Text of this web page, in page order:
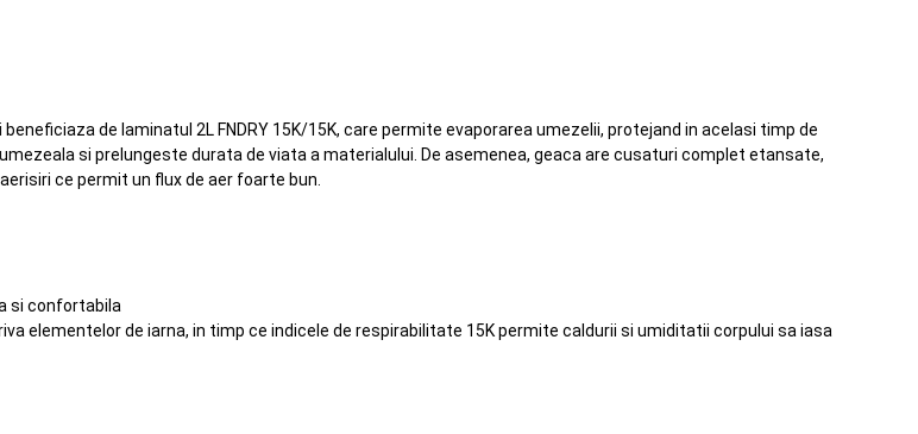
de laminatul 2L FNDRY 15K/15K, care permite evaporarea umezelii, protejand in acelasi timp de
si prelungeste durata de viata a materialului. De asemenea, geaca are cusaturi complet etansate,
ce permit un flux de aer foarte bun.
si confortabila
elementelor de iarna, in timp ce indicele de respirabilitate 15K permite caldurii si umiditatii corpului sa iasa